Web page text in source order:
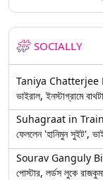
SOCIALLY
Taniya Chatterjee
ভাইরাল, ইনস্টাগ্রামে
Suhagraat in Train
ফেললেন 'হানিমুন সুইট',
Sourav Ganguly
পোস্টার, লর্ডস লুকে